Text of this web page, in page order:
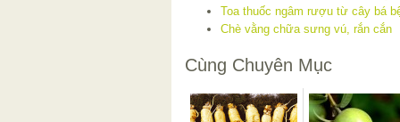
Toa thuốc ngâm rượu từ cây bá
Chè vằng chữa sưng vú, rắn cắn
Cùng Chuyên Mục